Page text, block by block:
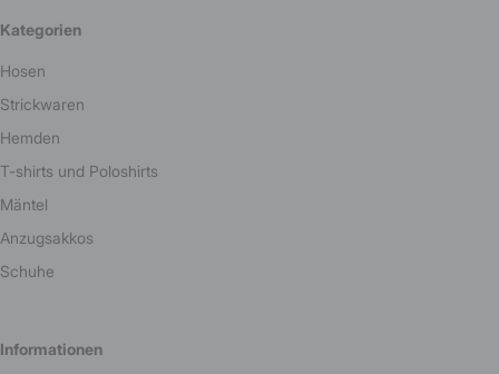
Kategorien
Hosen
Strickwaren
Hemden
T-shirts und Poloshirts
Mäntel
Anzugsakkos
Schuhe
Informationen